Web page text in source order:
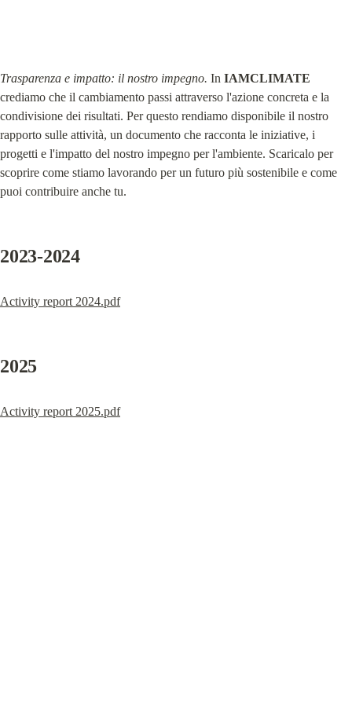
Trasparenza e impatto: il nostro impegno. In IAMCLIMATE
crediamo che il cambiamento passi attraverso l'azione concreta e la
condivisione dei risultati. Per questo rendiamo disponibile il nostro
rapporto sulle attività, un documento che racconta le iniziative, i
progetti e l'impatto del nostro impegno per l'ambiente. Scaricalo per
scoprire come stiamo lavorando per un futuro più sostenibile e come
puoi contribuire anche tu.
2023-2024
Activity report 2024.pdf
2025
Activity report 2025.pdf